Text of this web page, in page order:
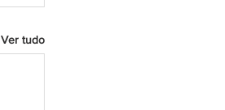
Ver tudo